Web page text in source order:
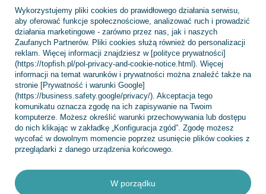
Kontakt
Konto
Regulaminy
INFORMACJE
Wykorzystujemy pliki cookies do prawidłowego działania serwisu,
aby oferować funkcje społecznościowe, analizować ruch i prowadzić
działania marketingowe - zarówno przez nas, jak i naszych
Zaufanych Partnerów. Pliki cookies służą również do personalizacji
reklam. Więcej informacji znajdziesz w [polityce prywatności]
(https://topfish.pl/pol-privacy-and-cookie-notice.html). Więcej
informacji na temat warunków i prywatności można znaleźć także na
stronie [Prywatność i warunki Google]
(https://business.safety.google/privacy/). Akceptacja tego
komunikatu oznacza zgodę na ich zapisywanie na Twoim
komputerze. Możesz określić warunki przechowywania lub dostępu
do nich klikając w zakładkę „Konfiguracja zgód”. Zgodę możesz
wycofać w dowolnym momencie poprzez usunięcie plików cookies z
przeglądarki z danego urządzenia końcowego.
W porządku